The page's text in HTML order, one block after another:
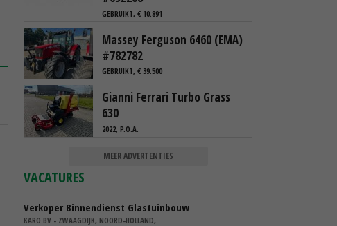
GEBRUIKT, € 10.891
Massey Ferguson 6460 (EMA)
#782782
GEBRUIKT, € 39.500
Gianni Ferrari Turbo Grass
630
2022, P.O.A.
MEER ADVERTENTIES
VACATURES
Verkoper Binnendienst Glastuinbouw
KARO BV - ZWAAGDIJK, NOORD-HOLLAND,